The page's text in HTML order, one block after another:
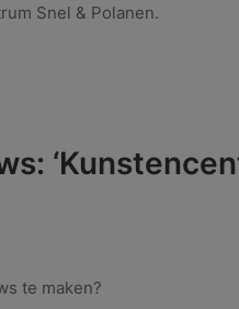
Snel & Polanen.
te maken?